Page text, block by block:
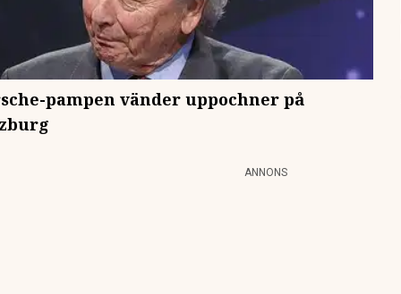
pampen vänder uppochner på
ANNONS